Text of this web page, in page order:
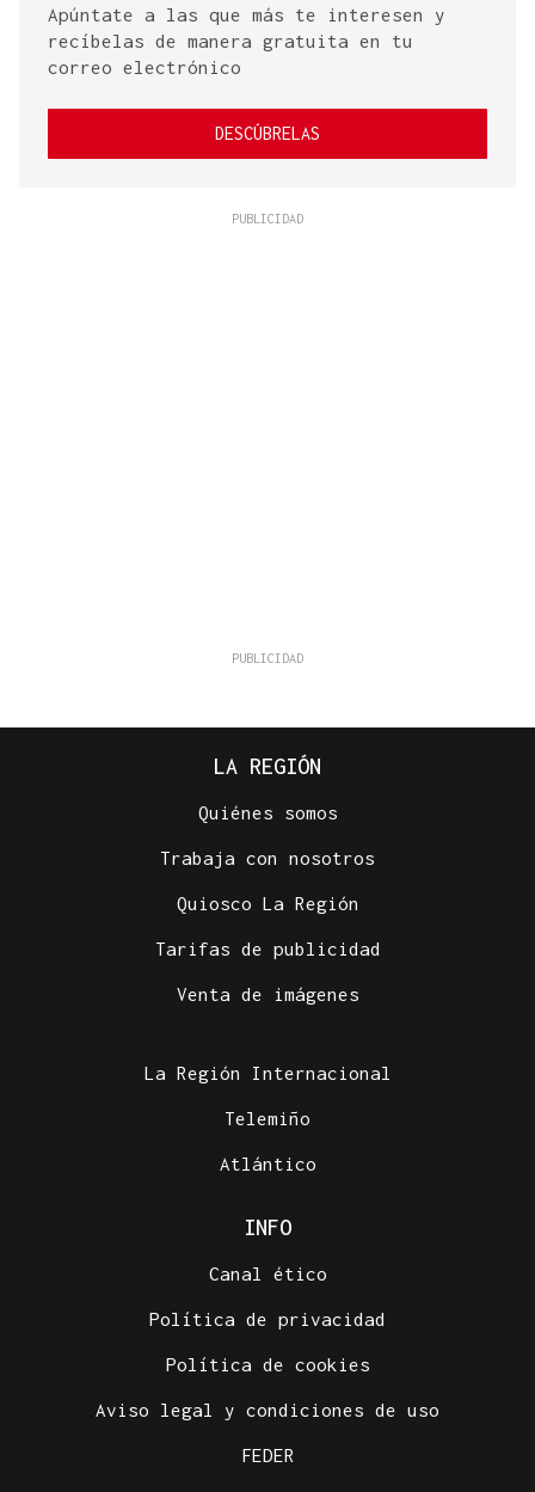
Apúntate a las que más te interesen y
recíbelas de manera gratuita en tu
correo electrónico
DESCÚBRELAS
LA REGIÓN
Quiénes somos
Trabaja con nosotros
Quiosco La Región
Tarifas de publicidad
Venta de imágenes
La Región Internacional
Telemiño
Atlántico
INFO
Canal ético
Política de privacidad
Política de cookies
Aviso legal y condiciones de uso
FEDER